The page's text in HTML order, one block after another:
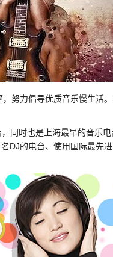
努力倡导优质音乐慢生活
同时也是上海最早的音乐
DJ的电台、使用国际最先